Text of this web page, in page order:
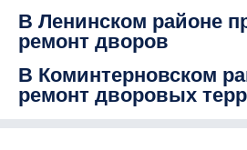
В Ленинском районе
ремонт дворов
В Коминтерновском
ремонт дворовых